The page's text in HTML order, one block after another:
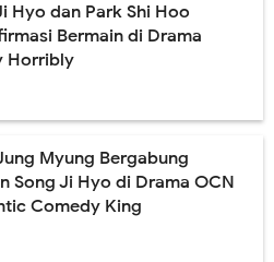
Hyo dan Park Shi Hoo
Bermain di Drama
Horribly
Myung Bergabung
Song Ji Hyo di Drama OCN
Comedy King